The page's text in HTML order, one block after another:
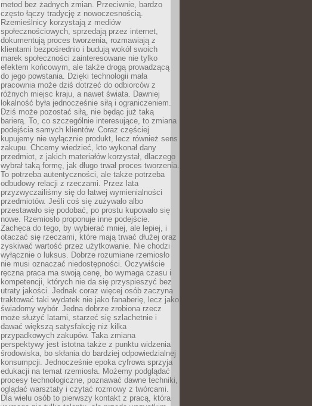
metod bez żadnych zmian. Przeciwnie, bardzo
często łączy tradycję z nowoczesnością.
Rzemieślnicy korzystają z mediów
społecznościowych, sprzedają przez internet,
dokumentują proces tworzenia, rozmawiają z
klientami bezpośrednio i budują wokół swoich
marek społeczności zainteresowane nie tylko
efektem końcowym, ale także drogą prowadzącą
do jego powstania. Dzięki technologii mała
pracownia może dziś dotrzeć do odbiorców z
różnych miejsc kraju, a nawet świata. Dawniej
lokalność była jednocześnie siłą i ograniczeniem.
Dziś może pozostać siłą, nie będąc już taką
barierą. To, co szczególnie interesujące, to zmiana
podejścia samych klientów. Coraz częściej
kupujemy nie wyłącznie produkt, lecz również sens
zakupu. Chcemy wiedzieć, kto wykonał dany
przedmiot, z jakich materiałów korzystał, dlaczego
wybrał taką formę, jak długo trwał proces tworzenia.
To potrzeba autentyczności, ale także potrzeba
odbudowy relacji z rzeczami. Przez lata
przyzwyczailiśmy się do łatwej wymienialności
przedmiotów. Jeśli coś się zużywało albo
przestawało się podobać, po prostu kupowało się
nowe. Rzemiosło proponuje inne podejście.
Zachęca do tego, by wybierać mniej, ale lepiej, i
otaczać się rzeczami, które mają trwać dłużej oraz
zyskiwać wartość przez użytkowanie. Nie chodzi
wyłącznie o luksus. Dobrze rozumiane rzemiosło
nie musi oznaczać niedostępności. Oczywiście
ręczna praca ma swoją cenę, bo wymaga czasu i
kompetencji, których nie da się przyspieszyć bez
utraty jakości. Jednak coraz więcej osób zaczyna
traktować taki wydatek nie jako fanaberię, lecz jako
świadomy wybór. Jedna dobrze zrobiona rzecz
może służyć latami, starzeć się szlachetnie i
dawać większą satysfakcję niż kilka
przypadkowych zakupów. Taka zmiana
perspektywy jest istotna także z punktu widzenia
środowiska, bo skłania do bardziej odpowiedzialnej
konsumpcji. Jednocześnie epoka cyfrowa sprzyja
edukacji na temat rzemiosła. Możemy podglądać
procesy technologiczne, poznawać dawne techniki,
oglądać warsztaty i czytać rozmowy z twórcami.
Dla wielu osób to pierwszy kontakt z pracą, która